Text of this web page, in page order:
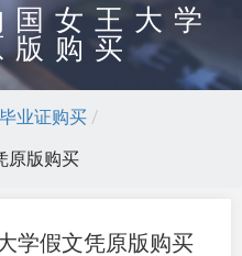
女王大学
版购买
业证购买 /
原版购买
学假文凭原版购买